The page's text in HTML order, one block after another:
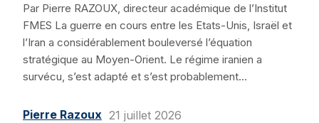
Par Pierre RAZOUX, directeur académique de l’Institut
FMES La guerre en cours entre les Etats-Unis, Israël et
l’Iran a considérablement bouleversé l’équation
stratégique au Moyen-Orient. Le régime iranien a
survécu, s’est adapté et s’est probablement...
Pierre Razoux 21 juillet 2026